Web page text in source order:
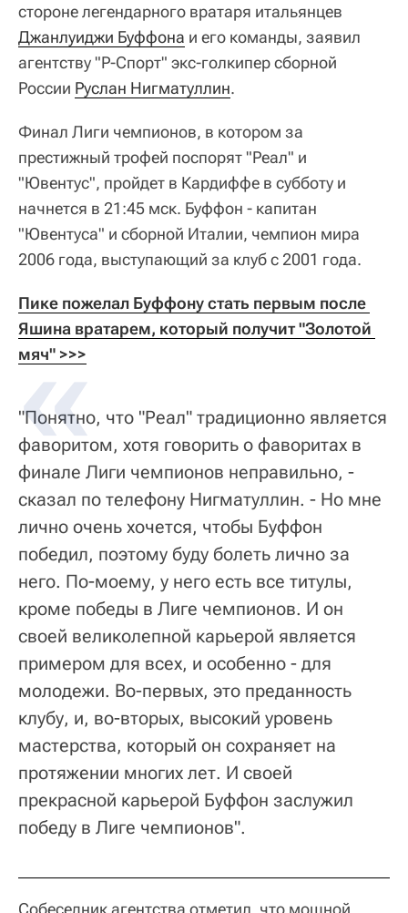
стороне легендарного вратаря итальянцев
Джанлуиджи Буффона и его команды, заявил
агентству "Р-Спорт" экс-голкипер сборной
России Руслан Нигматуллин.
Финал Лиги чемпионов, в котором за
престижный трофей поспорят "Реал" и
"Ювентус", пройдет в Кардиффе в субботу и
начнется в 21:45 мск. Буффон - капитан
"Ювентуса" и сборной Италии, чемпион мира
2006 года, выступающий за клуб с 2001 года.
Пике пожелал Буффону стать первым после
Яшина вратарем, который получит "Золотой
мяч" >>>
"Понятно, что "Реал" традиционно является
фаворитом, хотя говорить о фаворитах в
финале Лиги чемпионов неправильно, -
сказал по телефону Нигматуллин. - Но мне
лично очень хочется, чтобы Буффон
победил, поэтому буду болеть лично за
него. По-моему, у него есть все титулы,
кроме победы в Лиге чемпионов. И он
своей великолепной карьерой является
примером для всех, и особенно - для
молодежи. Во-первых, это преданность
клубу, и, во-вторых, высокий уровень
мастерства, который он сохраняет на
протяжении многих лет. И своей
прекрасной карьерой Буффон заслужил
победу в Лиге чемпионов".
Собеседник агентства отметил, что мощной